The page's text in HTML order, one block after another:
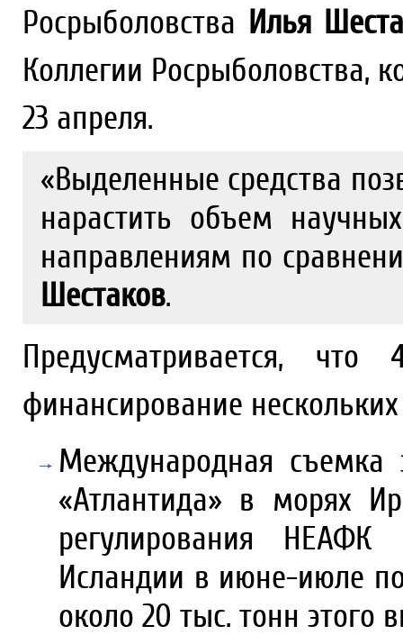
Росрыболовства Илья
Коллегии Росрыболовства,
23 апреля.
«Выделенные средства
нарастить объем
направлениям по
Шестаков.
Предусматривается,
финансирование
Международная съемка
«Атлантида» в морях
регулирования
Исландии в июне-июле
около 20 тыс. тонн этого